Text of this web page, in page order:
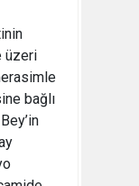
üzeri
bağlı